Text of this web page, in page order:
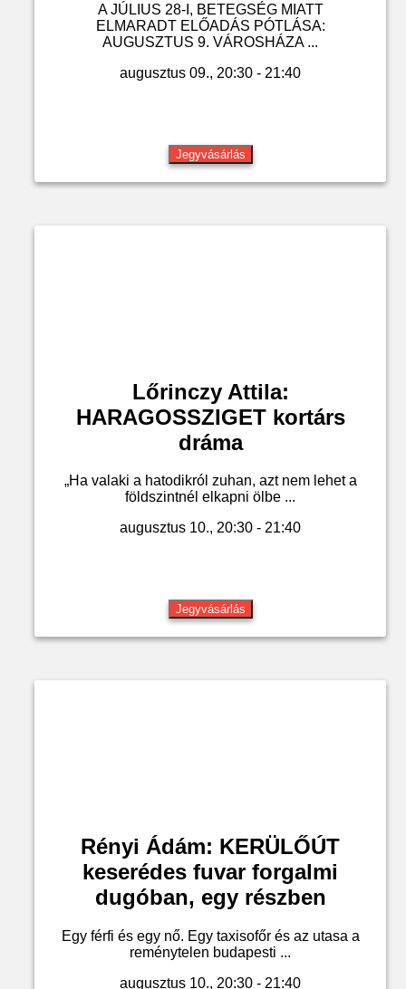
A JÚLIUS 28-I, BETEGSÉG MIATT
ELMARADT ELŐADÁS PÓTLÁSA:
AUGUSZTUS 9. VÁROSHÁZA ...
augusztus 09., 20:30 - 21:40
Jegyvásárlás
Lőrinczy Attila:
HARAGOSSZIGET kortárs
dráma
„Ha valaki a hatodikról zuhan, azt nem lehet a
földszintnél elkapni ölbe ...
augusztus 10., 20:30 - 21:40
Jegyvásárlás
Rényi Ádám: KERÜLŐÚT
keserédes fuvar forgalmi
dugóban, egy részben
Egy férfi és egy nő. Egy taxisofőr és az utasa a
reménytelen budapesti ...
augusztus 10., 20:30 - 21:40